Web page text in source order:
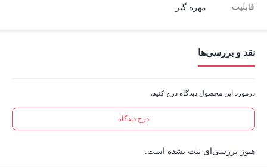
قابلیت مهره گیر
نقد و بررسی‌ها
درمورد این محصول دیدگاه درج کنید.
درج دیدگاه
هنوز بررسی‌ای ثبت نشده است.